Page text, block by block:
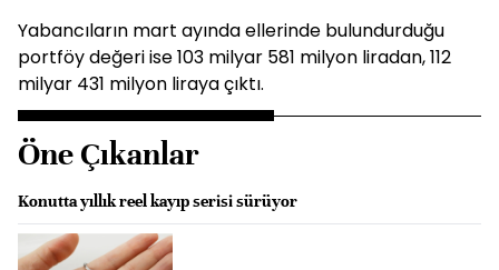
Yabancıların mart ayında ellerinde bulundurduğu
portföy değeri ise 103 milyar 581 milyon liradan, 112
milyar 431 milyon liraya çıktı.
Öne Çıkanlar
Konutta yıllık reel kayıp serisi sürüyor